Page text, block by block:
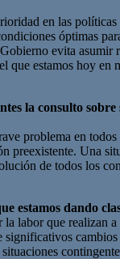
en las
óptimas
evita
estamos hoy
la consulto
problema en
preexistente. Una
de todos los
estamos dando
labor que